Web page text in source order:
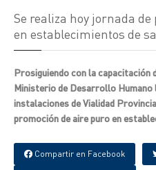
Se realiza hoy jornada
en establecimientos de
Prosiguiendo con la capacitación
Ministerio de Desarrollo Humano
instalaciones de Vialidad
promoción de aire puro en
Compartir en Facebook